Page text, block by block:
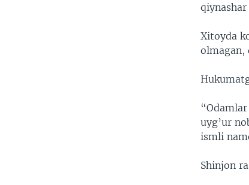
Xitoyda
olmagan,
uyg’ur
ismli
Shinjon